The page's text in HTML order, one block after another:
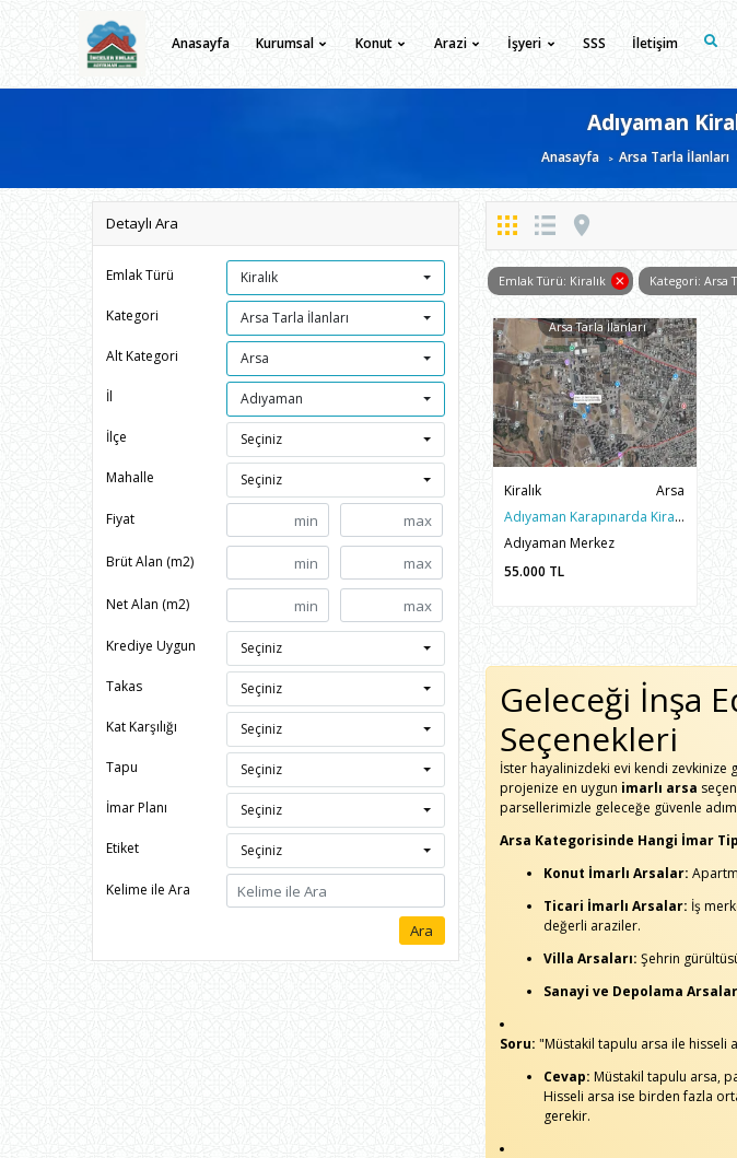
Anasayfa Kurumsal Konut Arazi İşyeri SSS İletişim
Adıyaman
Anasayfa Arsa Tarla İlanları
Detaylı Ara
Emlak Türü Kiralık
Kategori Arsa Tarla İlanları
Alt Kategori Arsa
İl Adıyaman
İlçe Seçiniz
Mahalle Seçiniz
Fiyat
Brüt Alan (m2)
Net Alan (m2)
Krediye Uygun Seçiniz
Takas Seçiniz
Kat Karşılığı Seçiniz
Tapu Seçiniz
İmar Planı Seçiniz
Etiket Seçiniz
Kelime ile Ara
Emlak Türü: Kiralık Kategori: Arsa
Arsa Tarla İlanları
Kiralık
Arsa
Adıyaman Karapınarda Kiralık 900m2 Mükemmel Konumlu Arsa
Adıyaman Merkez
55.000 TL
Geleceği İnşa
Seçenekleri
İster hayalinizdeki evi kendi zevkinize
projenize en uygun imarlı arsa
parsellerimizle geleceğe güvenle adım
Arsa Kategorisinde Hangi İmar
Konut İmarlı Arsalar:
Ticari İmarlı Arsalar: İş
değerli araziler.
Villa Arsaları: Şehrin
Sanayi ve Depolama
Soru: "Müstakil tapulu arsa ile hisseli
Cevap: Müstakil tapulu arsa,
Hisseli arsa ise birden fazla
gerekir.